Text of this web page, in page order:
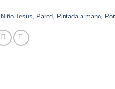
Niño Jesus Pared Pintada a mano